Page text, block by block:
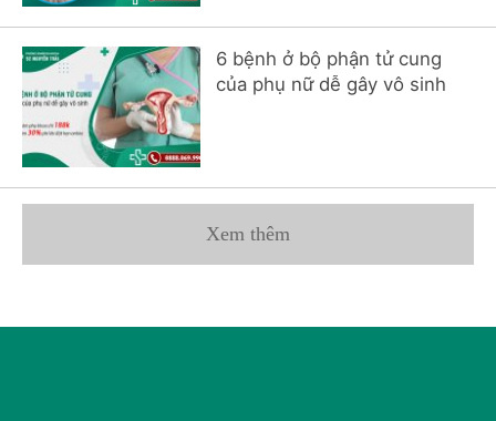
6 bệnh ở bộ phận tử cung
của phụ nữ dễ gây vô sinh
Xem thêm